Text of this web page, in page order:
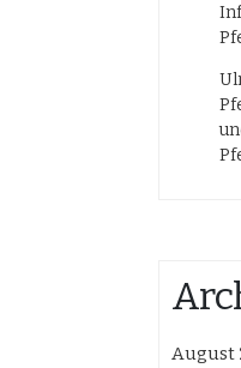
August